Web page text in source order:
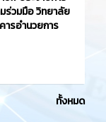
ร่วมมือ วิทยาลัย
ารอำนวยการ
ทั้งหมด